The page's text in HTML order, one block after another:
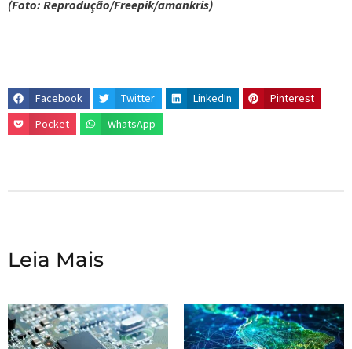
(Foto: Reprodução/Freepik/amankris)
Facebook Twitter LinkedIn
Pinterest
Pocket
WhatsApp
Leia Mais